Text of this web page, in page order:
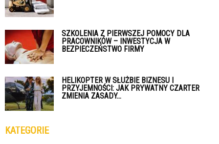
SZKOLENIA Z PIERWSZEJ POMOCY DLA
PRACOWNIKÓW – INWESTYCJA W
BEZPIECZEŃSTWO FIRMY
HELIKOPTER W SŁUŻBIE BIZNESU I
PRZYJEMNOŚCI: JAK PRYWATNY CZARTER
ZMIENIA ZASADY...
KATEGORIE